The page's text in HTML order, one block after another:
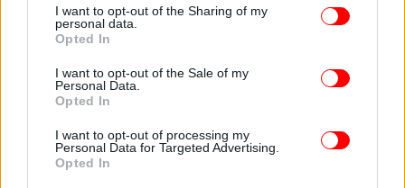
not limited to your visit or usage behaviour. You may click to
grant or deny consent to Google and its third-party tags to
use your data for below specified purposes in below Google
consent section.
I want to opt-out of the Sharing of my
personal data.
Opted In
I want to opt-out of the Sale of my
Personal Data.
Opted In
I want to opt-out of processing my
Personal Data for Targeted Advertising.
Opted In
Σχετικά με το αν σκέφτεται να κινηθεί νομικά, η
Βίκυ Χατζηβασιλείου ανέφερε: «Εννοείται. Σαν
νομικός θα σας μιλήσω τώρα. Στοιχειοθετείται το
ποινικό αδίκημα της συκοφαντικής δυσφήμισης, το
για κάθε άσκηση του νόμιμου δικαιώματος και το
είπα και μέσα στο περιφερειακό συμβούλιο,